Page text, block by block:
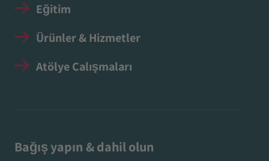
Eğitim
Ürünler & Hizmetler
Atölye Çalışmaları
Bağış yapın & dahil olun